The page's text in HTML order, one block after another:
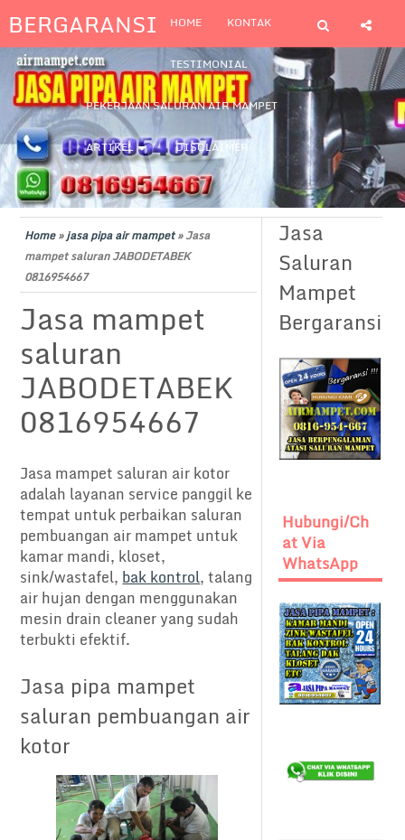
BERGARANSI HOME KONTAK
TESTIMONIAL
PEKERJAAN SALURAN AIR MAMPET
ARTIKEL DISCLAIMER
Home»jasa pipa air mampet»Jasa
mampet saluran JABODETABEK
0816954667
Jasa mampet
saluran
JABODETABEK
0816954667
Jasa mampet saluran air kotor
adalah layanan service panggil ke
tempat untuk perbaikan saluran
pembuangan air mampet untuk
kamar mandi, kloset,
sink/wastafel, bak kontrol, talang
air hujan dengan menggunakan
mesin drain cleaner yang sudah
terbukti efektif.
Jasa pipa mampet
saluran pembuangan air
kotor
Jasa
Saluran
Mampet
Bergaransi
Hubungi/Ch
At Via
WhatsApp